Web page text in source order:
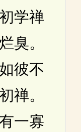
学禅
臭。
彼不
禅。
一寡